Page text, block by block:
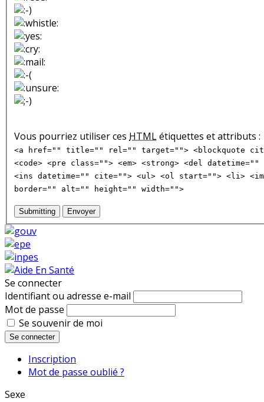
Vous pourriez utiliser ces HTMLétiquettes et attributs :
<a href="" title="" rel="" target=""> <blockquote
<code> <pre class=""> <em> <strong> <del
<ins datetime="" cite=""> <ul> <ol start=""> <li>
border="" alt="" height="" width="">
Submitting Envoyer
Se connecter
Identifiant ou adresse e-mail
Mot de passe
Se souvenir de moi
Se connecter
Inscription
Mot de passe oublié ?
Sexe